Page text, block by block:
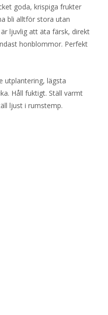
goda, krispiga frukter
bli alltför stora utan
ljuvlig att äta färsk, direkt
honblommor. Perfekt
utplantering, lägsta
Håll fuktigt. Ställ varmt
ljust i rumstemp.